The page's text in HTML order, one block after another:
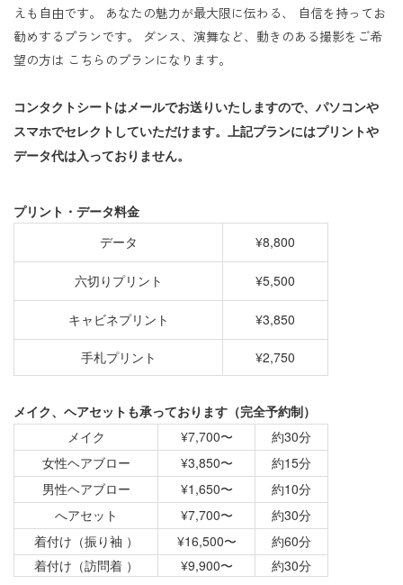
えも自由です。 あなたの魅力が最大限に伝わる、 自信を持ってお
勧めするプランです。 ダンス、演舞など、動きのある撮影をご希
望の方は こちらのプランになります。
コンタクトシートはメールでお送りいたしますので、パソコンや
スマホでセレクトしていただけます。上記プランにはプリントや
データ代は入っておりません。
プリント・データ料金
データ
¥8,800
六切りプリント ¥5,500
キャビネプリント ¥3,850
手札プリント ¥2,750
メイク、ヘアセットも承っております（完全予約制）
メイク ¥7,700〜
約30分
女性ヘアブロー
¥3,850〜
約15分
男性ヘアブロー
¥1,650〜
約10分
へアセット
¥7,700〜
約30分
着付け（振り袖 ）
¥16,500〜
約60分
着付け（訪問着 ）
¥9,900〜 約30分